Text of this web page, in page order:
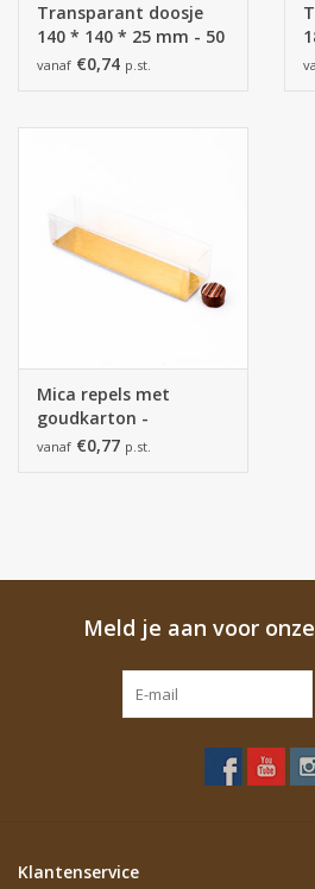
Transparant doosje
140 * 140 * 25 mm - 50
stuks
vanaf €0,74 p.st.
Mica repels met
goudkarton -
200*50*50 mm - 90
vanaf €0,77 p.st.
Meld je aan voor
Klantenservice